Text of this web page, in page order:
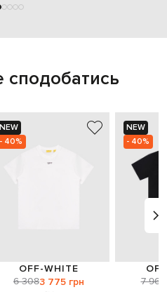
NEW
- 40%
OFF-WHITE
6 3083 775 грн
NEW
- 40%
7 963